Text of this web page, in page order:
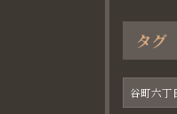
タグ
谷町六丁